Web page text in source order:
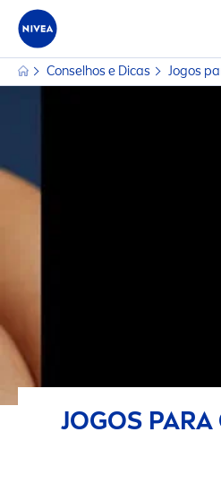
Conselhos e Dicas Jogos
JOGOS